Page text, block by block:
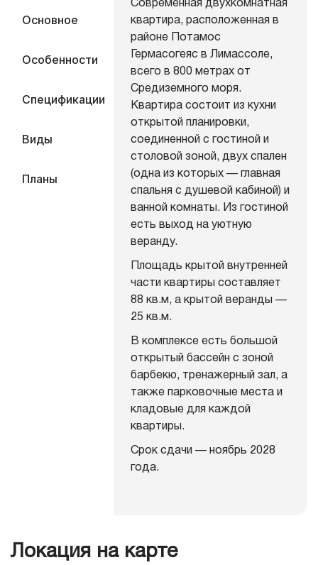
Основное
Особенности
Спецификации
Виды
Планы
квартира, расположенная в
районе Потамос
Гермасогеяс в Лимассоле,
всего в 800 метрах от
Средиземного моря.
Квартира состоит из кухни
открытой планировки,
соединенной с гостиной и
столовой зоной, двух спален
(одна из которых — главная
спальня с душевой кабиной) и
ванной комнаты. Из гостиной
есть выход на уютную
веранду.
Площадь крытой внутренней
части квартиры составляет
88 кв.м, а крытой веранды —
25 кв.м.
В комплексе есть большой
открытый бассейн с зоной
барбекю, тренажерный зал, а
также парковочные места и
кладовые для каждой
квартиры.
Срок сдачи — ноябрь 2028
года.
Локация на карте